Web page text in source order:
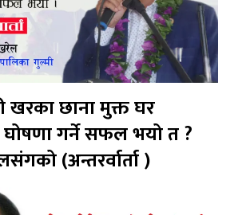
खरका छाना मुक्त घर
घोषणा गर्ने सफल भयो त ?
(अन्तरर्वार्ता )